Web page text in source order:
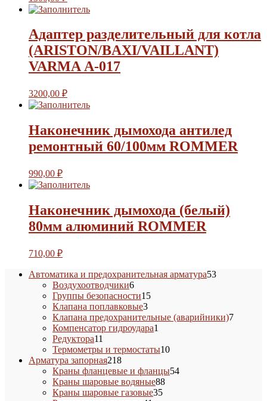
Адаптер разделительный для котла
(ARISTON/BAXI/VAILLANT)
VARMA А-017
3200,00 ₽
Наконечник дымохода антилед
ремонтный 60/100мм ROMMER
990,00 ₽
Наконечник дымохода (белый)
80мм алюминий ROMMER
710,00 ₽
Автоматика и предохранительная арматура5353
Воздухоотводчики66
товаров
Группы безопасности1515
Клапана поплавковые33
товара
Клапана предохранительные (аварийники)77
Компенсатор гидроудара1
Редуктора11
товаров
Термометры и термостаты1010
Арматура запорная218218
товаров
Краны фланцевые и фланцы5454
Краны шаровые водяные8888
Краны шаровые газовые3535